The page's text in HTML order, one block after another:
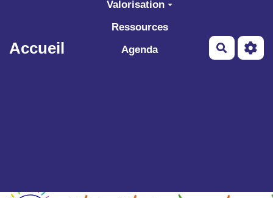
Accueil
Valorisation
Ressources
Agenda